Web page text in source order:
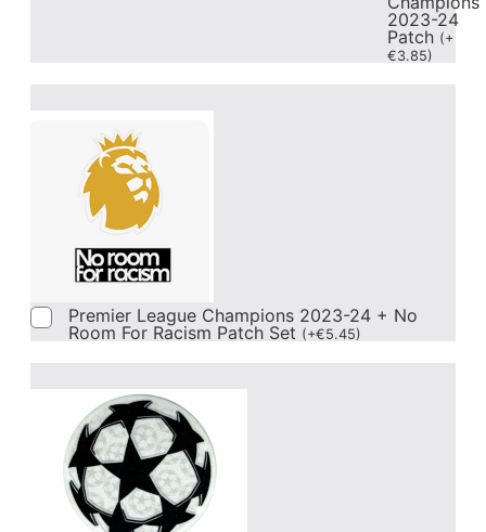
2023-24
Patch (+
€3.85)
Premier League Champions 2023-24 + No
Room For Racism Patch Set (+€5.45)